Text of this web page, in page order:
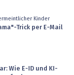
Kinder
Trick per E-Mail
Wie E-ID und KI-